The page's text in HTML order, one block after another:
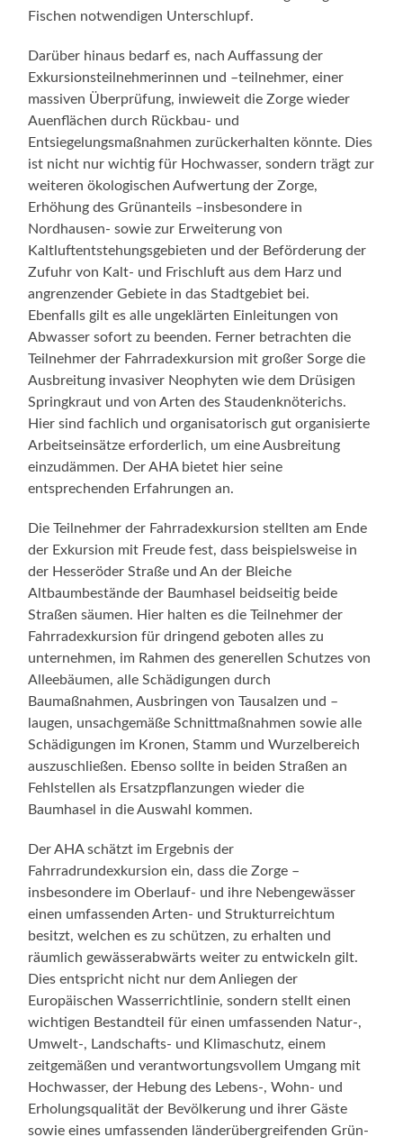
Fischen notwendigen Unterschlupf.
Darüber hinaus bedarf es, nach Auffassung der
Exkursionsteilnehmerinnen und –teilnehmer, einer
massiven Überprüfung, inwieweit die Zorge wieder
Auenflächen durch Rückbau- und
Entsiegelungsmaßnahmen zurückerhalten könnte. Dies
ist nicht nur wichtig für Hochwasser, sondern trägt zur
weiteren ökologischen Aufwertung der Zorge,
Erhöhung des Grünanteils –insbesondere in
Nordhausen- sowie zur Erweiterung von
Kaltluftentstehungsgebieten und der Beförderung der
Zufuhr von Kalt- und Frischluft aus dem Harz und
angrenzender Gebiete in das Stadtgebiet bei.
Ebenfalls gilt es alle ungeklärten Einleitungen von
Abwasser sofort zu beenden. Ferner betrachten die
Teilnehmer der Fahrradexkursion mit großer Sorge die
Ausbreitung invasiver Neophyten wie dem Drüsigen
Springkraut und von Arten des Staudenknöterichs.
Hier sind fachlich und organisatorisch gut organisierte
Arbeitseinsätze erforderlich, um eine Ausbreitung
einzudämmen. Der AHA bietet hier seine
entsprechenden Erfahrungen an.
Die Teilnehmer der Fahrradexkursion stellten am Ende
der Exkursion mit Freude fest, dass beispielsweise in
der Hesseröder Straße und An der Bleiche
Altbaumbestände der Baumhasel beidseitig beide
Straßen säumen. Hier halten es die Teilnehmer der
Fahrradexkursion für dringend geboten alles zu
unternehmen, im Rahmen des generellen Schutzes von
Alleebäumen, alle Schädigungen durch
Baumaßnahmen, Ausbringen von Tausalzen und –
laugen, unsachgemäße Schnittmaßnahmen sowie alle
Schädigungen im Kronen, Stamm und Wurzelbereich
auszuschließen. Ebenso sollte in beiden Straßen an
Fehlstellen als Ersatzpflanzungen wieder die
Baumhasel in die Auswahl kommen.
Der AHA schätzt im Ergebnis der
Fahrradrundexkursion ein, dass die Zorge –
insbesondere im Oberlauf- und ihre Nebengewässer
einen umfassenden Arten- und Strukturreichtum
besitzt, welchen es zu schützen, zu erhalten und
räumlich gewässerabwärts weiter zu entwickeln gilt.
Dies entspricht nicht nur dem Anliegen der
Europäischen Wasserrichtlinie, sondern stellt einen
wichtigen Bestandteil für einen umfassenden Natur-,
Umwelt-, Landschafts- und Klimaschutz, einem
zeitgemäßen und verantwortungsvollem Umgang mit
Hochwasser, der Hebung des Lebens-, Wohn- und
Erholungsqualität der Bevölkerung und ihrer Gäste
sowie eines umfassenden länderübergreifenden Grün-